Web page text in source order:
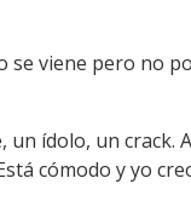
se viene pero no
un ídolo, un crack.
cómodo y yo